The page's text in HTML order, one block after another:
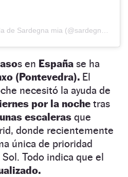
s en España se ha
(Pontevedra). El
necesitó la ayuda de
por la noche tras
escaleras que
donde recientemente
única de prioridad
Todo indica que el